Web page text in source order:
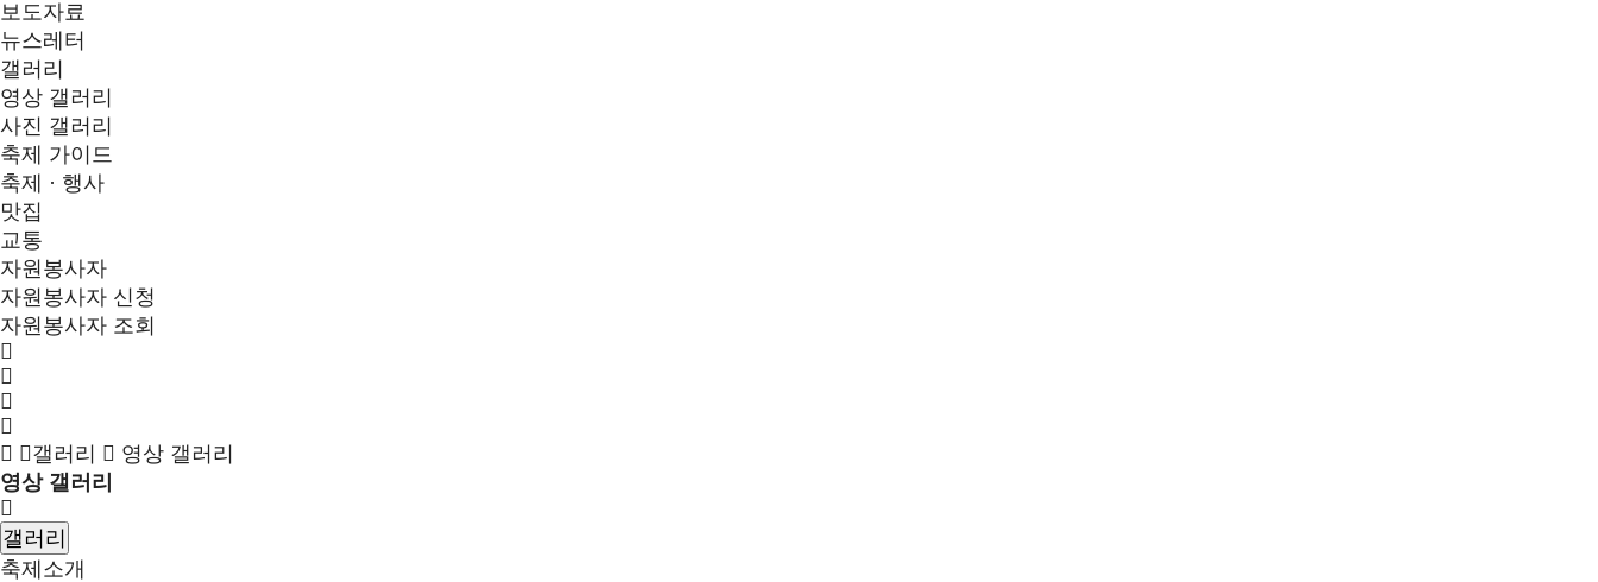
보도자료
뉴스레터
갤러리
영상 갤러리
사진 갤러리
축제 가이드
축제 · 행사
맛집
교통
자원봉사자
자원봉사자 신청
자원봉사자 조회
갤러리
영상 갤러리
영상 갤러리
갤러리
축제소개